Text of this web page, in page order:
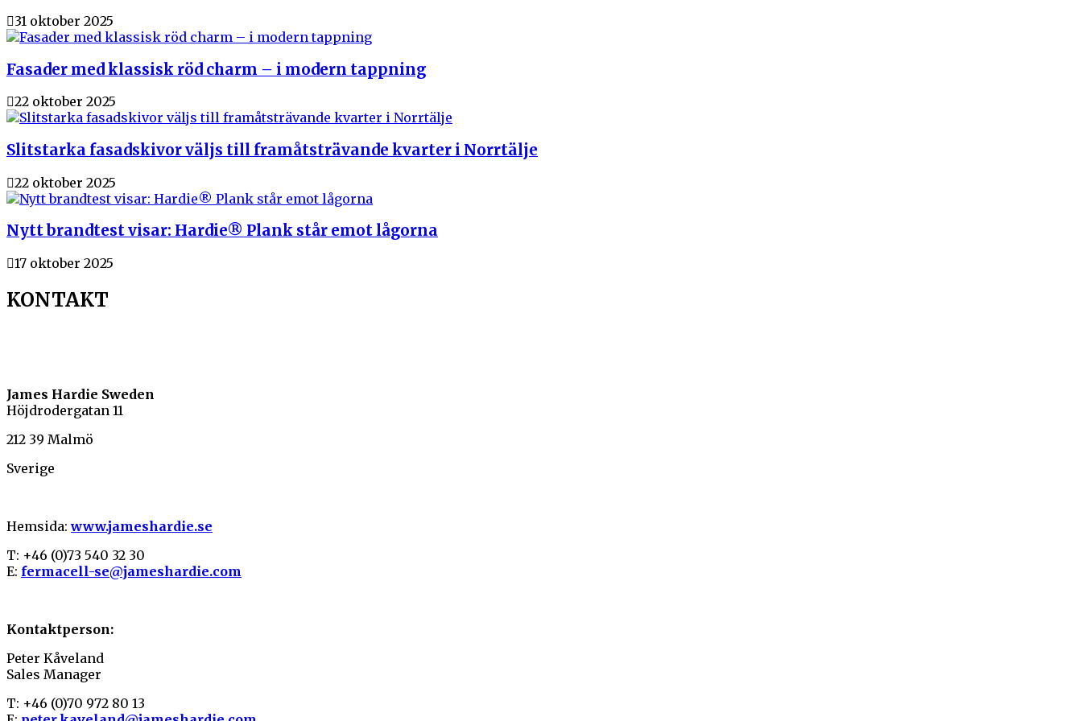
31 oktober 2025
Fasader med klassisk röd charm – i modern tappning
22 oktober 2025
Slitstarka fasadskivor väljs till framåtsträvande kvarter i Norrtälje
22 oktober 2025
Nytt brandtest visar: Hardie® Plank står emot lågorna
17 oktober 2025
KONTAKT
James Hardie Sweden
Höjdrodergatan 11
212 39 Malmö
Sverige
Hemsida:www.jameshardie.se
T: +46 (0)73 540 32 30
E: fermacell-se@jameshardie.com
Kontaktperson:
Peter Kåveland
Sales Manager
T: +46 (0)70 972 80 13